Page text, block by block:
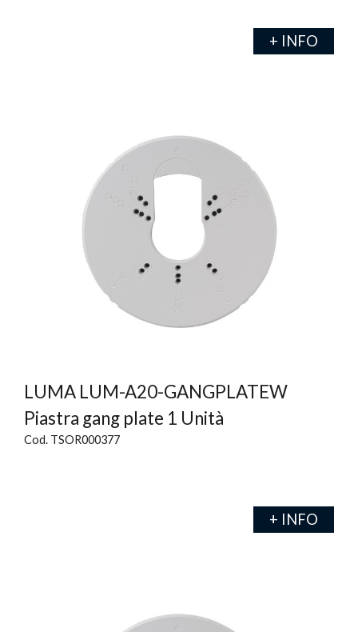
+ INFO
LUMA LUM-A20-GANGPLATEW
Piastra gang plate 1 Unità
Cod. TSOR000377
+ INFO